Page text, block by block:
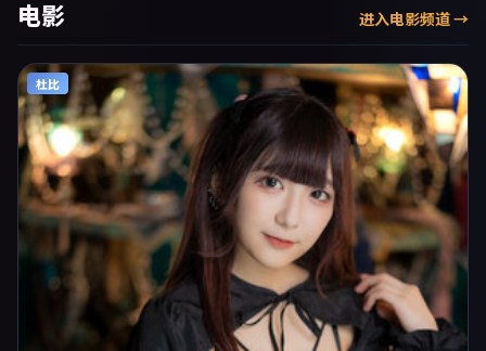
电影 进入电影频道 →
杜比